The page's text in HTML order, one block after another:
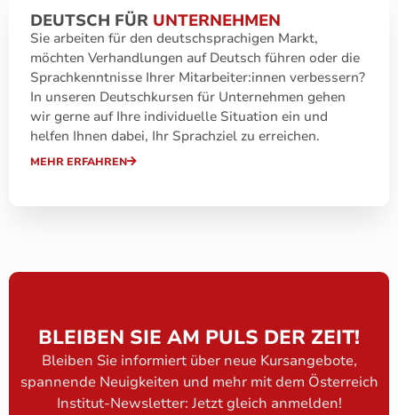
DEUTSCH FÜR UNTERNEHMEN
Sie arbeiten für den deutschsprachigen Markt,
möchten Verhandlungen auf Deutsch führen oder die
Sprachkenntnisse Ihrer Mitarbeiter:innen verbessern?
In unseren Deutschkursen für Unternehmen gehen
wir gerne auf Ihre individuelle Situation ein und
helfen Ihnen dabei, Ihr Sprachziel zu erreichen.
MEHR ERFAHREN
BLEIBEN SIE AM PULS DER ZEIT!
Bleiben Sie informiert über neue Kursangebote,
spannende Neuigkeiten und mehr mit dem Österreich
Institut-Newsletter: Jetzt gleich anmelden!